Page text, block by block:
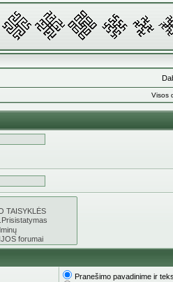
Visos
Pranešimo pavadinime ir